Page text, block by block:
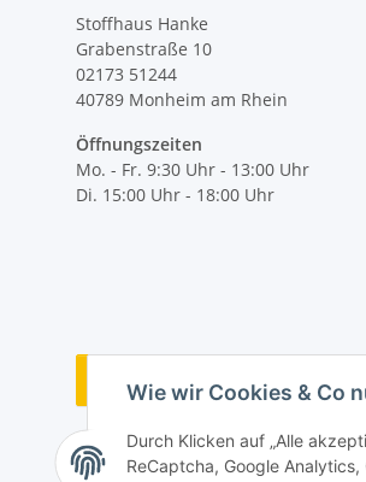
Wie wir Cookies & Co
Durch Klicken auf „Alle
ReCaptcha, Google
Stoffhaus Hanke
Grabenstraße 10
02173 51244
40789 Monheim am Rhein
Öffnungszeiten
Mo. - Fr. 9:30 Uhr - 13:00 Uhr
Di. 15:00 Uhr - 18:00 Uhr
Vertrag widerrufen